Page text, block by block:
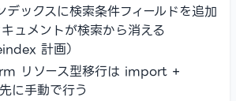
ックスに検索条件フィールドを追加
ュメントが検索から消える
計画）
リソース型移行は import +
に手動で行う